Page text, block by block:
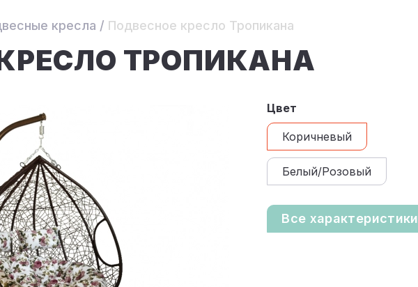
кресла / Подвесное кресло Тропикана
ТРОПИКАНА
Цвет
Коричневый
Белый/Розовый
Все характеристики